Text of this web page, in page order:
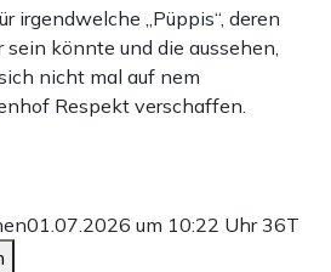
irgendwelche „Püppis“, deren
sein könnte und die aussehen,
nicht mal auf nem
Respekt verschaffen.
01.07.2026 um 10:22 Uhr36T